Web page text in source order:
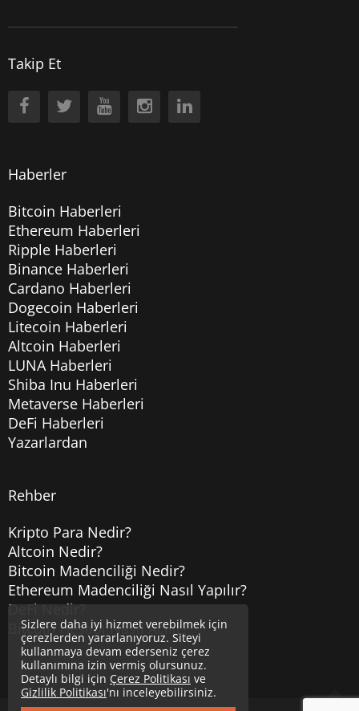
Takip Et
Haberler
Bitcoin Haberleri
Ethereum Haberleri
Ripple Haberleri
Binance Haberleri
Cardano Haberleri
Dogecoin Haberleri
Litecoin Haberleri
Altcoin Haberleri
LUNA Haberleri
Shiba Inu Haberleri
Metaverse Haberleri
DeFi Haberleri
Yazarlardan
Rehber
Kripto Para Nedir?
Altcoin Nedir?
Bitcoin Madenciliği Nedir?
Ethereum Madenciliği Nasıl Yapılır?
DeFi Nedir?
Bitcoin Hesabı Nasıl Açılır?
Sizlere daha iyi hizmet verebilmek için
çerezlerden yararlanıyoruz. Siteyi
kullanmaya devam ederseniz çerez
kullanımına izin vermiş olursunuz.
Detaylı bilgi için Çerez Politikası ve
Gizlilik Politikası'nı inceleyebilirsiniz.